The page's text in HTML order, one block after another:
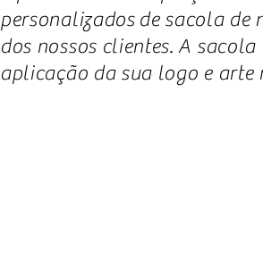
personalizados de sacola de
dos nossos clientes. A
aplicação da sua logo e arte